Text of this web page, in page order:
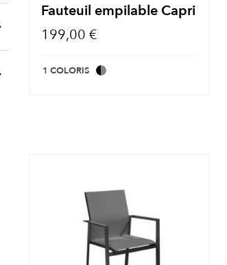
Fauteuil empilable Capri
199,00 €
1 COLORIS